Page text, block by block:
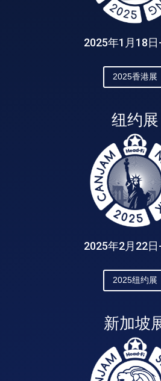
2025年1月18日
2025香港展
纽约展
2025年2月22日
2025纽约展
新加坡